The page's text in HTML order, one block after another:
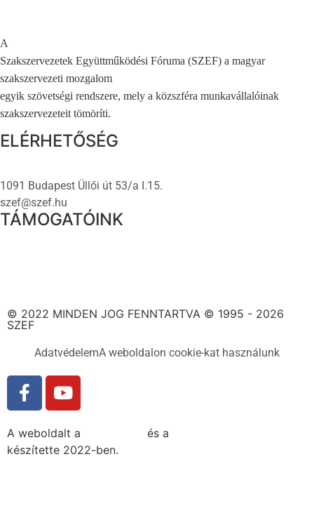
A
Szakszervezetek Együttműködési Fóruma (SZEF) a magyar
szakszervezeti mozgalom
egyik szövetségi rendszere, mely a közszféra munkavállalóinak
szakszervezeteit tömöríti.
ELÉRHETŐSÉG
1091 Budapest Üllői út 53/a I.15.
szef@szef.hu
TÁMOGATÓINK
© 2022 MINDEN JOG FENNTARTVA © 1995 - 2026
SZEF
AdatvédelemA weboldalon cookie-kat használunk
A weboldalt a és a
készítette 2022-ben.